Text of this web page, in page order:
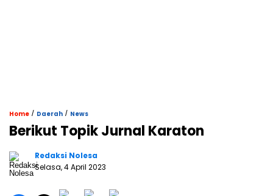
Home / Daerah / News
Berikut Topik Jurnal Karaton
Redaksi Nolesa
Selasa, 4 April 2023